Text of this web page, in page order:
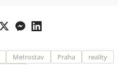
Metrostav Praha
reality